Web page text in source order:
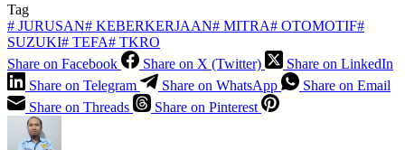
Tag
# JURUSAN# KEBERKERJAAN# MITRA# OTOMOTIF#
SUZUKI# TEFA# TKRO
Share on Facebook
Share on X (Twitter)
Share on LinkedIn
Share on Telegram
Share on WhatsApp
Share on Email
Share on Threads
Share on Pinterest